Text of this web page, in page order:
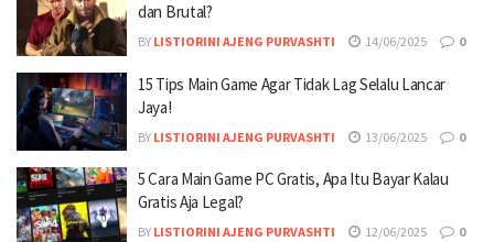
dan Brutal?
BY LISTIORINI AJENG PURVASHTI 14/06/2025 0
15 Tips Main Game Agar Tidak Lag Selalu Lancar
Jaya!
BY LISTIORINI AJENG PURVASHTI 13/06/2025 0
5 Cara Main Game PC Gratis, Apa Itu Bayar Kalau
Gratis Aja Legal?
BY LISTIORINI AJENG PURVASHTI 12/06/2025 0